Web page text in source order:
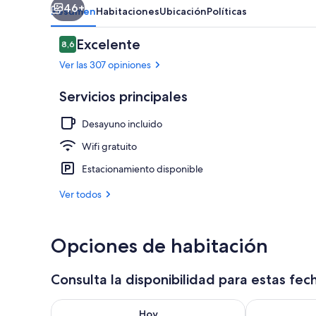
46+
ResumenHabitacionesUbicaciónPolíticas
Opiniones
8,68,6 de 10
Excelente
Ver las 307 opiniones
Servicios principales
Desayuno incluido
Wifi gratuito
Estacionamiento disponible
Ver todos
Opciones de habitación
Consulta la disponibilidad para estas
Consulta la disponibilidad para hoy ago 6 - ago 7
Consulta la